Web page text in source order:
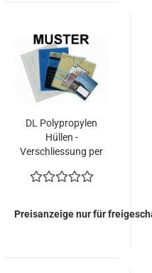
Kunden
DL Polypropylen
Hüllen -
Verschliessung per
Kuverts = 171,60
Preisanzeige nur für